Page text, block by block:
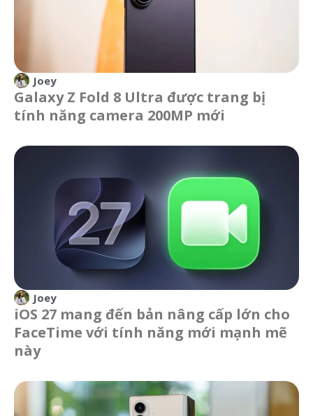
Joey
Galaxy Z Fold 8 Ultra được trang bị
tính năng camera 200MP mới
Joey
iOS 27 mang đến bản nâng cấp lớn cho
FaceTime với tính năng mới mạnh mẽ
này